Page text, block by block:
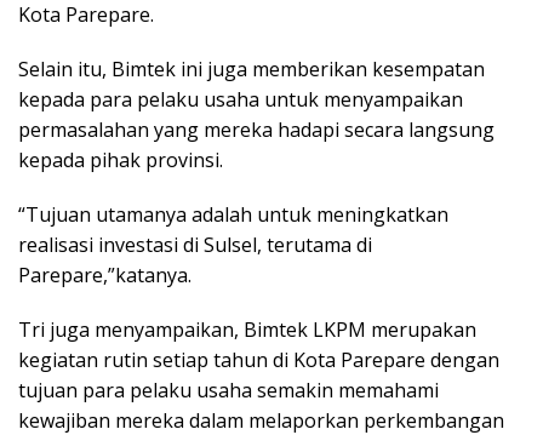
Kota Parepare.
Selain itu, Bimtek ini juga memberikan kesempatan
kepada para pelaku usaha untuk menyampaikan
permasalahan yang mereka hadapi secara langsung
kepada pihak provinsi.
“Tujuan utamanya adalah untuk meningkatkan
realisasi investasi di Sulsel, terutama di
Parepare,”katanya.
Tri juga menyampaikan, Bimtek LKPM merupakan
kegiatan rutin setiap tahun di Kota Parepare dengan
tujuan para pelaku usaha semakin memahami
kewajiban mereka dalam melaporkan perkembangan